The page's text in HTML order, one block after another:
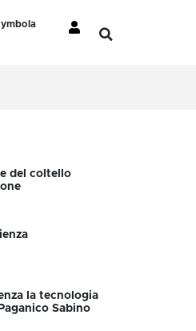
del coltello
la tecnologia
Sabino